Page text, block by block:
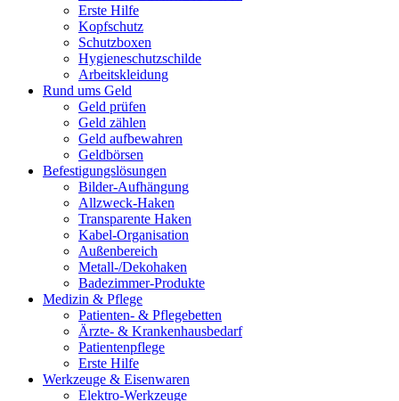
Erste Hilfe
Kopfschutz
Schutzboxen
Hygieneschutzschilde
Arbeitskleidung
Rund ums Geld
Geld prüfen
Geld zählen
Geld aufbewahren
Geldbörsen
Befestigungslösungen
Bilder-Aufhängung
Allzweck-Haken
Transparente Haken
Kabel-Organisation
Außenbereich
Metall-/Dekohaken
Badezimmer-Produkte
Medizin & Pflege
Patienten- & Pflegebetten
Ärzte- & Krankenhausbedarf
Patientenpflege
Erste Hilfe
Werkzeuge & Eisenwaren
Elektro-Werkzeuge